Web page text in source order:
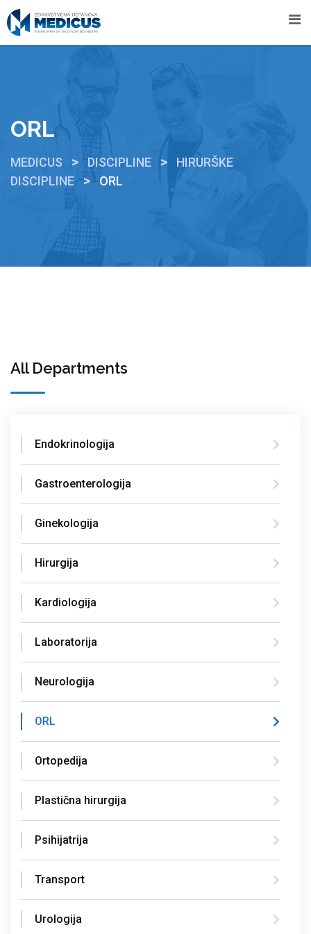
ORL
MEDICUS > DISCIPLINE >
HIRURŠKE
DISCIPLINE
> ORL
All Departments
Endokrinologija
Gastroenterologija
Ginekologija
Hirurgija
Kardiologija
Laboratorija
Neurologija
ORL
Ortopedija
Plastična hirurgija
Psihijatrija
Transport
Urologija